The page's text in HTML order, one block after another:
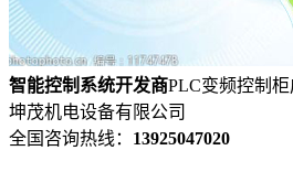
智能控制系统开发商PLC变频控制
坤茂机电设备有限公司
全国咨询热线： 13925047020